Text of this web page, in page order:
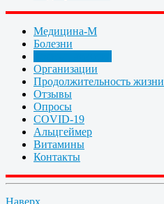
Медицина-М
Болезни
Организации
Продолжительность жизни
Отзывы
Опросы
COVID-19
Альцгеймер
Витамины
Контакты
Наверх